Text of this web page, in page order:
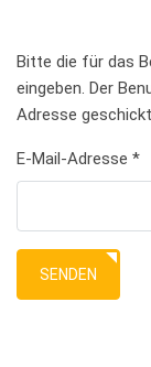
Bitte die für das
eingeben. Der
Adresse geschickt.
E-Mail-Adresse *
SENDEN